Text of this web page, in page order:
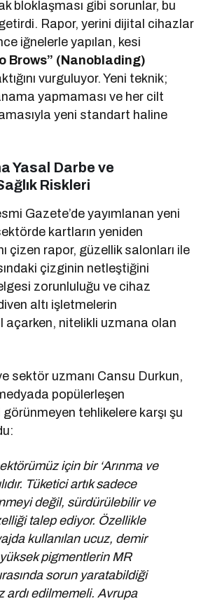
bloklaşması gibi sorunlar, bu
Rapor, yerini dijital cihazlar
iğnelerle yapılan, kesi
Brows” (Nanoblading)
vurguluyor. Yeni teknik;
yapmaması ve her cilt
yeni standart haline
Yasal Darbe ve
Riskleri
Gazete’de yayımlanan yeni
kartların yeniden
çizen rapor, güzellik salonları ile
çizginin netleştiğini
zorunluluğu ve cihaz
altı işletmelerin
açarken, nitelikli uzmana olan
sektör uzmanı Cansu Durkun,
popülerleşen
tehlikelere karşı şu
için bir ‘Arınma ve
Tüketici artık sadece
değil, sürdürülebilir ve
talep ediyor. Özellikle
kullanılan ucuz, demir
pigmentlerin MR
sorun yaratabildiği
ardı edilmemeli. Avrupa